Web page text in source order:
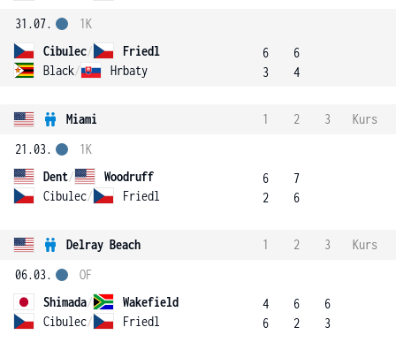
31.07.
Cibulec/
Friedl
Black/ Hrbaty
1K
6
3
6
4
Miami 1 2 3
Kurs
21.03.
Dent/
Woodruff
Cibulec/ Friedl
1K
6
2
7
6
Delray Beach 1 2 3
Kurs
06.03.
Shimada/
Wakefield
Cibulec/ Friedl
OF
4
6
6
2
6
3